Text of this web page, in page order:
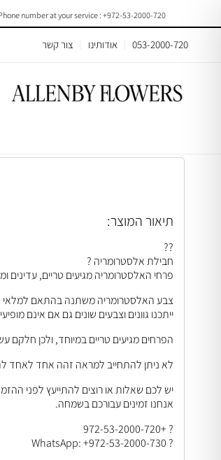
at your service : +972-53-2000-720
053-2000-720 אודותינו צור קשר
תיאור המוצר:
??
חבילת אלסטרומריה ?
פרחי האלסטרומריה מגיעים טריים, עדינים
צבע האלסטרומריה משתנה בהתאם למלאי
ייתכנו גוונים וצבעים שונים גם אם אינם
הפרחים מגיעים טריים במיוחד, ולכן חלקם
לא ניתן להתחייב למראה זהה אחד לאחד
יש לכם שאלות או רוצים להתייעץ לפני
אנחנו זמינים עבורכם בשמחה.
? +972-53-2000-720
? WhatsApp: +972-53-2000-730